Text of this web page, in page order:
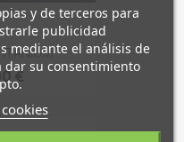
€
y de terceros para
publicidad
mediante el análisis de
dar su consentimiento